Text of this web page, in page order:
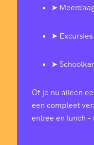
➤
➤
➤
Of je nu alleen
een compleet
entree en lunch